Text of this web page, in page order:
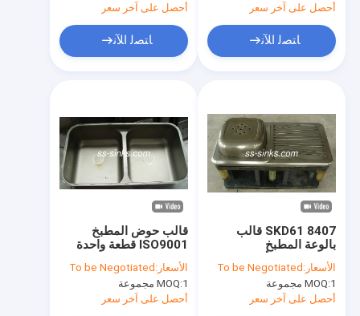
أحصل على آخر سعر
ﺎﺘﺼﻟ ﺍﻶﻧ
أحصل على آخر سعر
ﺎﺘﺼﻟ ﺍﻶﻧ
قالب حوض المطبخ
ISO9001 قطعة واحدة
حوض مزدوج SS
الأسعار: To be Negotiated
MOQ:1 مجموعة
أحصل على آخر سعر
SKD61 8407 قالب
بالوعة المطبخ
المغنيسيوم الألومنيوم
يموت الصب الأدوات
الأسعار: To be Negotiated
MOQ:1 مجموعة
أحصل على آخر سعر